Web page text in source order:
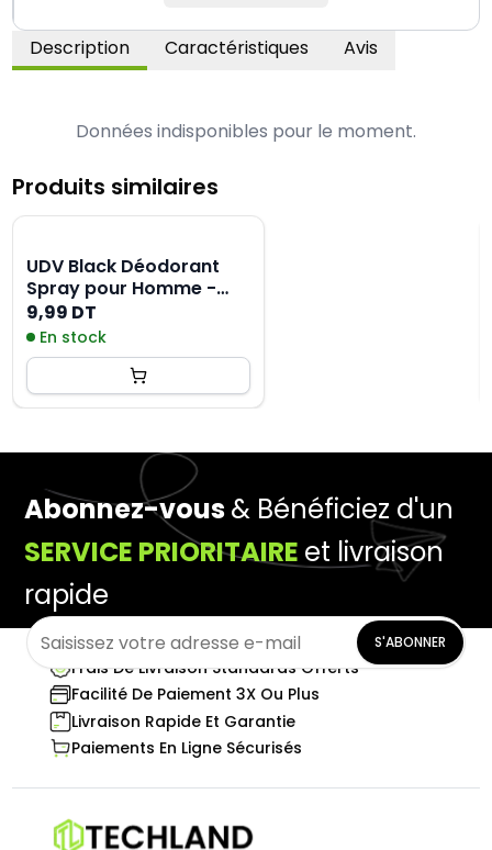
Description Caractéristiques Avis
Données indisponibles pour le moment.
Produits similaires
UDV Black Déodorant
Spray pour Homme -
200ML
9,99 DT
En stock
Abonnez-vous& Bénéficiez d'un
SERVICE PRIORITAIRE et livraison
rapide
S'ABONNER
Frais De Livraison Standards Offerts
Facilité De Paiement 3X Ou Plus
Livraison Rapide Et Garantie
Paiements En Ligne Sécurisés